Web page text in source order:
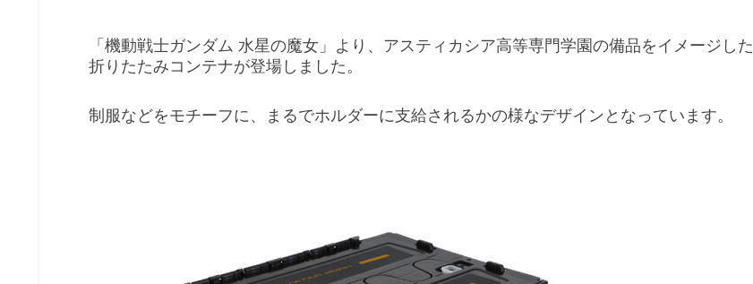
「機動戦士ガンダム 水星の魔女」より、アスティカシア高等専門学園の備品をイメージした
折りたたみコンテナが登場しました。
制服などをモチーフに、まるでホルダーに支給されるかの様なデザインとなっています。